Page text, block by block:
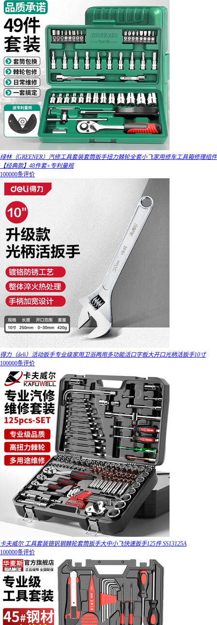
绿林（GREENER）汽修工具套装套筒扳手扭力棘轮全套小飞家用修车工具箱修理组件
【经典款】48件套+专利量规
100000条评价
得力（deli）活动扳手专业级家用卫浴两用多功能活口字板大开口光柄活扳手10寸
100000条评价
卡夫威尔 工具套装铬钒钢棘轮套筒扳手大中小飞快速扳手125件 SS13125A
100000条评价